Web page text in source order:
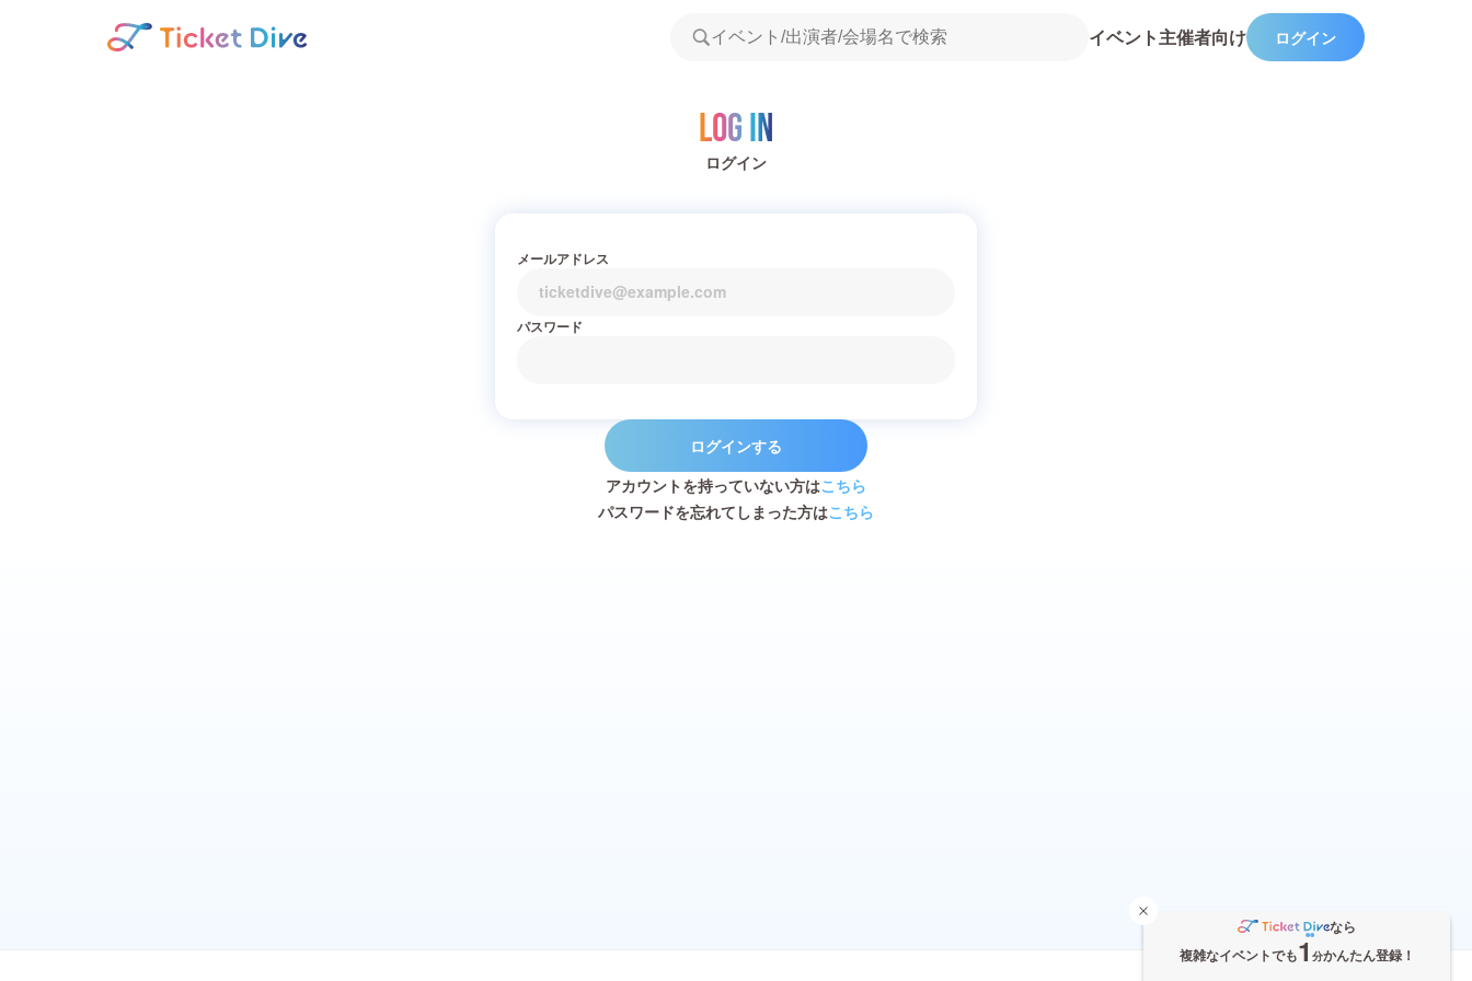
イベント主催者向け ログイン
Log in
ログイン
メールアドレス
パスワード
ログインする
アカウントを持っていない方はこちら
パスワードを忘れてしまった方はこちら
なら
複雑なイベントでも1 分かんたん登録！